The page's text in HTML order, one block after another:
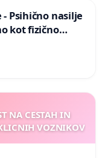
Psihično nasilje
kot fizično
NA CESTAH IN
VOZNIKOV